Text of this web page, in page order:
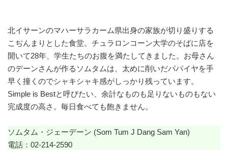
北イサーンのマハーサラカーム県出身の家族が切り盛りする
こぢんまりとした食堂。チュラロンコーン大学のそばに店を
開いて28年、学生たちのお腹を満たしてきました。お母さん
のデーンさんが作るソムタムは、太めに削いだパパイヤを手
早く撞くのでシャキシャキ感がしっかり残っています。
Simple is Bestと呼びたい、余計なものも足りないものもない
完成度の高さ。毎日食べても飽きません。
ソムタム・ジェーデーン (Som Tum J Dang Sam Yan)
電話：02-214-2590